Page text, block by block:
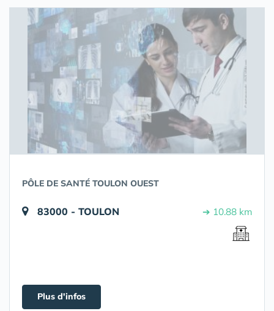
PÔLE DE SANTÉ TOULON OUEST
83000 - TOULON ➔ 10.88 km
Plus d'infos